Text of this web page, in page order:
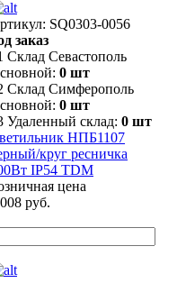
SQ0303-0056
заказ
Склад Севастополь
0 шт
Склад Симферополь
0 шт
Удаленный склад: 0 шт
НПБ1107
круг ресничка
IP54 TDM
цена
руб.